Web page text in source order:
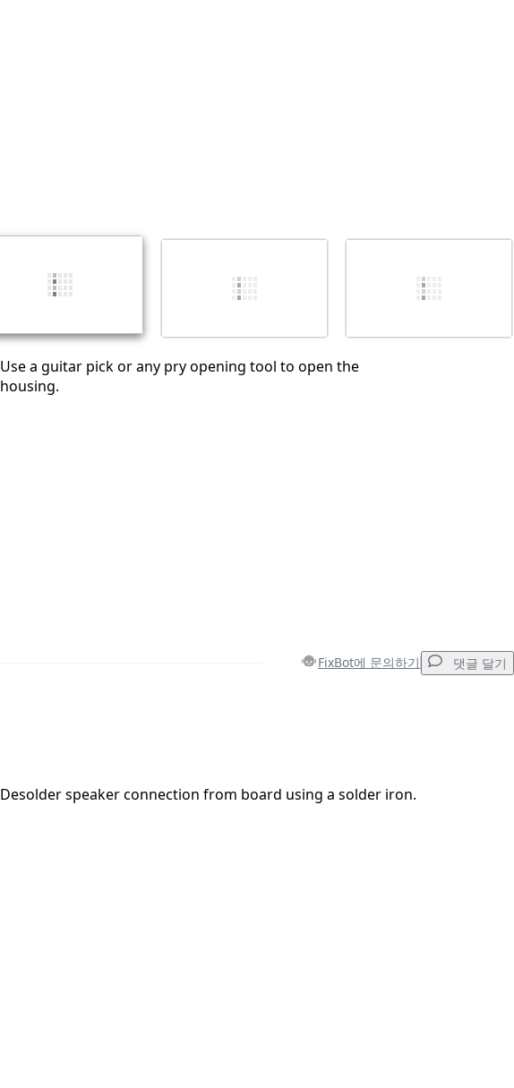
Use a guitar pick or any pry opening tool to open the
housing.
FixBot에 문의하기 댓글 달기
Desolder speaker connection from board using a solder iron.